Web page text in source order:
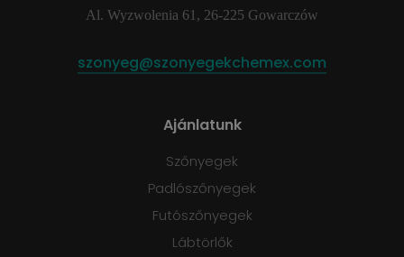
Al. Wyzwolenia 61, 26-225 Gowarczów
szonyeg@szonyegekchemex.com
Ajánlatunk
Szőnyegek
Padlószőnyegek
Futószőnyegek
Lábtörlők